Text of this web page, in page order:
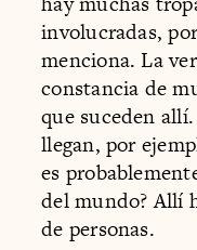
involucradas,
menciona. La
constancia de
que suceden
llegan, por
es
del mundo? Allí
de personas.